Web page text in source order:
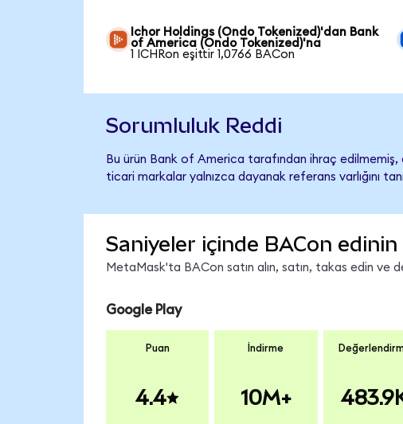
Ichor Holdings (Ondo Tokenized)'dan Bank
of America (Ondo Tokenized)'na
1 ICHRon eşittir 1,0766 BACon
Sorumluluk Reddi
Bu ürün Bank of America tarafından ihraç
ticari markalar yalnızca dayanak referans varlığını
Saniyeler içinde BACon edinin
MetaMask'ta BACon satın alın, satın, takas edin ve
Google Play
Puan
4.4
İndirme
10M+